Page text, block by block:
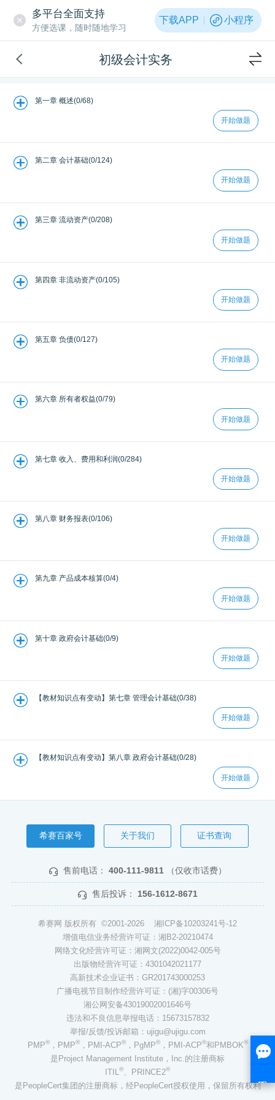
多平台全面支持
方便选课，随时随地学习
下载APP 小程序
初级会计实务
第一章 概述(0/68)
开始做题
第二章 会计基础(0/124)
开始做题
第三章 流动资产(0/208)
开始做题
第四章 非流动资产(0/105)
开始做题
第五章 负债(0/127)
开始做题
第六章 所有者权益(0/79)
开始做题
第七章 收入、费用和利润(0/284)
开始做题
第八章 财务报表(0/106)
开始做题
第九章 产品成本核算(0/4)
开始做题
第十章 政府会计基础(0/9)
开始做题
【教材知识点有变动】第七章 管理会计基础(0/38)
开始做题
【教材知识点有变动】第八章 政府会计基础(0/28)
开始做题
希赛百家号 关于我们 证书查询
售前电话： 400-111-9811 （仅收市话费）
售后投诉： 156-1612-8671
希赛网 版权所有 ©2001-2026 湘ICP备10203241号-12
增值电信业务经营许可证：湘B2-20210474
网络文化经营许可证：湘网文(2022)0042-005号
出版物经营许可证：4301042021177
高新技术企业证书：GR201743000253
广播电视节目制作经营许可证：(湘)字00306号
湘公网安备43019002001646号
违法和不良信息举报电话：15673157832
举报/反馈/投诉邮箱：ujigu@ujigu.com
PMP®，PMP®，PMI-ACP®，PgMP®，PMI-ACP®和PMBOK®
是Project Management Institute，Inc.的注册商标
ITIL®、PRINCE2®
是PeopleCert集团的注册商标，经PeopleCert授权使用，保留所有权利